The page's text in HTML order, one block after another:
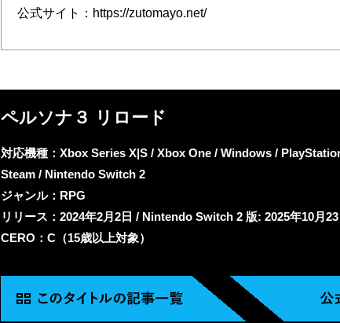
公式サイト：https://zutomayo.net/
ペルソナ３ リロード
対応機種：Xbox Series X|S / Xbox One / Windows /
Steam / Nintendo Switch 2
ジャンル：RPG
リリース：2024年2月2日 / Nintendo Switch 2 版: 2025年10月23
CERO：C（15歳以上対象）